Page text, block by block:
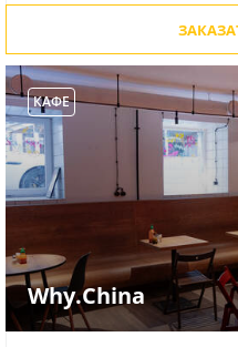
КАФЕ
Why.China